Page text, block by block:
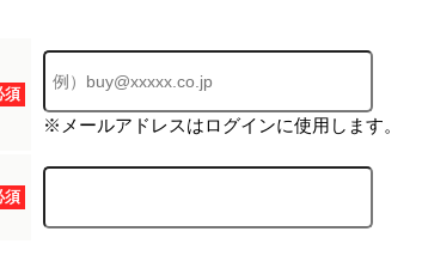
須
※メールアドレスはログインに使用します。
須